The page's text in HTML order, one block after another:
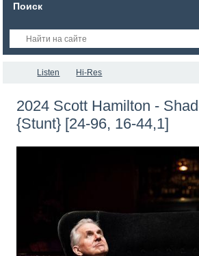
Поиск
Listen Hi-Res
2024 Scott Hamilton -
{Stunt} [24-96, 16-44,1]